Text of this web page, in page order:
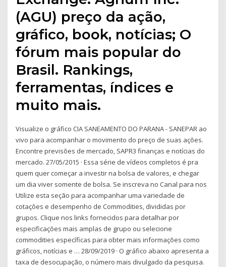
(AGU) preço da ação,
gráfico, book, notícias; O
fórum mais popular do
Brasil. Rankings,
ferramentas, índices e
muito mais.
Visualize o gráfico CIA SANEAMENTO DO PARANA - SANEPAR ao
vivo para acompanhar o movimento do preço de suas ações.
Encontre previsões de mercado, SAPR3 finanças e notícias do
mercado. 27/05/2015 · Essa série de vídeos completos é pra
quem quer começar a investir na bolsa de valores, e chegar
um dia viver somente de bolsa. Se inscreva no Canal para nos
Utilize esta seção para acompanhar uma variedade de
cotações e desempenho de Commodities, divididas por
grupos. Clique nos links fornecidos para detalhar por
especificações mais amplas de grupo ou selecione
commodities específicas para obter mais informações como
gráficos, notícias e … 28/09/2019 · O gráfico abaixo apresenta a
taxa de desocupação, o número mais divulgado da pesquisa.